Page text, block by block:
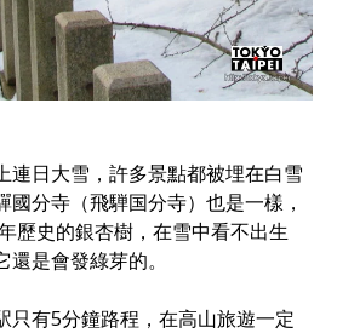
連日大雪，許多景點都被埋在白雪
分寺（飛騨国分寺）也是一樣，
歷史的銀杏樹，在雪中看不出生
是會發綠芽的。
只有5分鐘路程，在高山旅遊一定